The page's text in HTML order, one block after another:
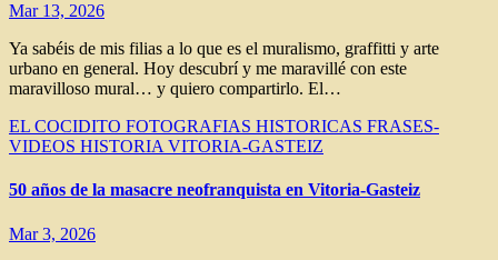
Mar 13, 2026
Ya sabéis de mis filias a lo que es el muralismo, graffitti y arte
urbano en general. Hoy descubrí y me maravillé con este
maravilloso mural… y quiero compartirlo. El…
EL COCIDITO FOTOGRAFIAS HISTORICAS FRASES-
VIDEOS HISTORIA VITORIA-GASTEIZ
50 años de la masacre neofranquista en Vitoria-Gasteiz
Mar 3, 2026